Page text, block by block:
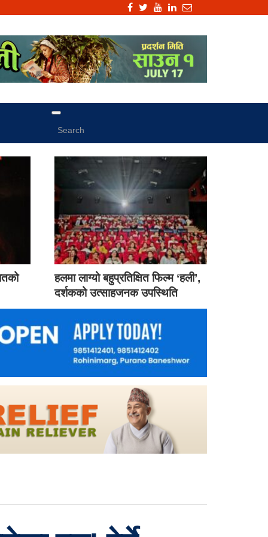
हलमा लाग्यो बहुप्रतिक्षित फिल्म ‘हली’,
दर्शकको उत्साहजनक उपस्थिति